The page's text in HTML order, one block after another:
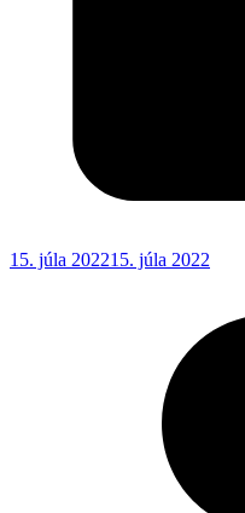
15. júla 202215. júla 2022